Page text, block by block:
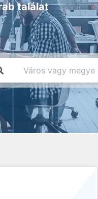
találat